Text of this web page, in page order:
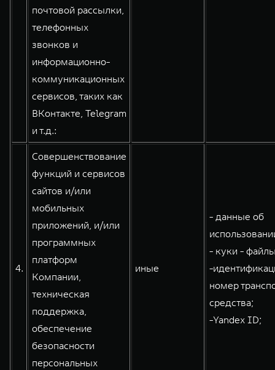
почтовой рассылки,
телефонных
звонков и
информационно-
коммуникационных
сервисов, таких как
ВКонтакте, Telegram
и т.д.:
4.
Совершенствование
функций и сервисов
сайтов и/или
мобильных
приложений, и/или
программных
платформ
Компании,
техническая
поддержка,
обеспечение
безопасности
персональных
иные
- данные об
- куки -
-
номер
средства;
-Yandex ID;